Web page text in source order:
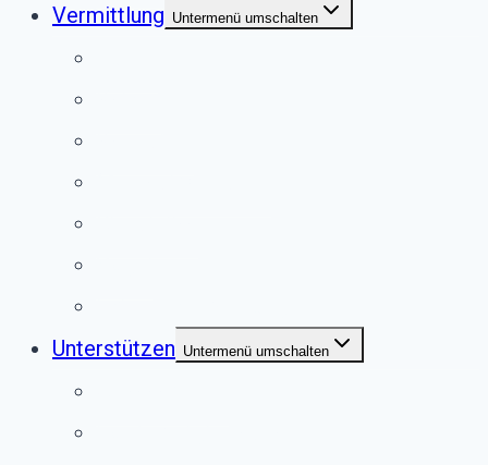
Vermittlung Untermenü umschalten
Unterstützen Untermenü umschalten